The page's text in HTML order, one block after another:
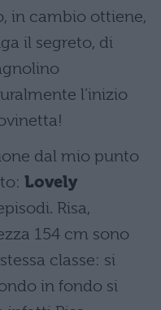
in cambio ottiene,
il segreto, di
l’inizio
dal mio punto
Lovely
Risa,
154 cm sono
classe: si
in fondo si